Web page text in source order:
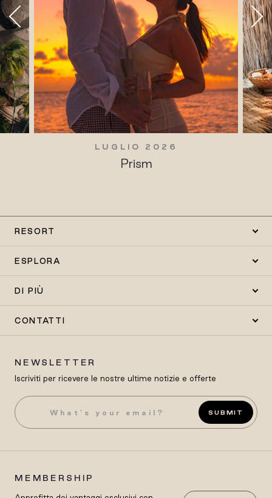
LUGLIO 2026
Prism
RESORT
ESPLORA
DI PIÙ
CONTATTI
NEWSLETTER
Iscriviti per ricevere le nostre ultime notizie e offerte
SUBMIT
MEMBERSHIP